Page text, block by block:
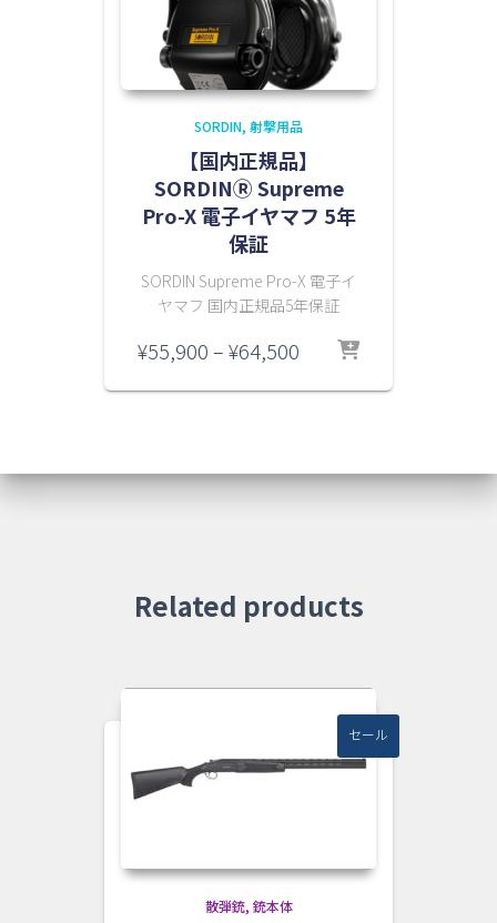
SORDIN 射撃用品
【国内正規品】
SORDINⓇ Supreme
Pro-X 電子イヤマフ 5年
保証
SORDIN Supreme Pro-X 電子イ
ヤマフ 国内正規品5年保証
¥55,900–¥64,500
帯:
Related products
セール
散弾銃 銃本体